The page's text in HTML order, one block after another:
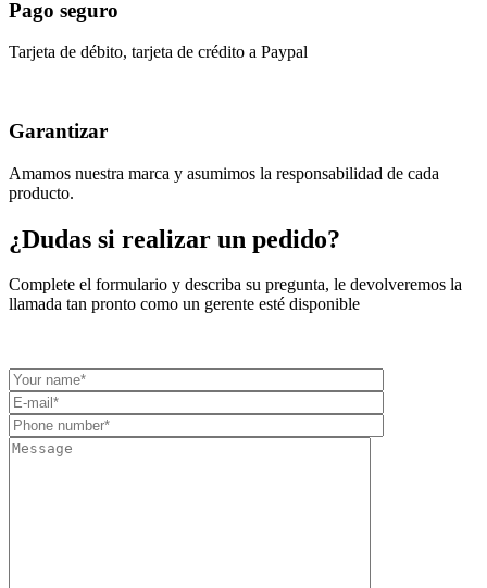
Pago seguro
Tarjeta de débito, tarjeta de crédito a Paypal
Garantizar
Amamos nuestra marca y asumimos la responsabilidad de cada
producto.
¿Dudas si realizar un pedido?
Complete el formulario y describa su pregunta, le devolveremos la
llamada tan pronto como un gerente esté disponible